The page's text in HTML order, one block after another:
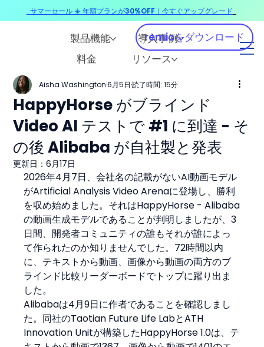
製品機能
導入事例
料金
リソース
remioをダウンロード
HappyHorse がブラインド
Video AI テストで #1 に到達 - そ
の後 Alibaba が自社製と発表
Aisha Washington 6月5日 読了時間: 15分
更新日：6月17日
2026年4月7日、会社名の記載がないAI動画モデル
がArtificial Analysis Video Arenaに登場し、勝利
を収め始めました。それはHappyHorse - Alibaba
の動画生成モデルであることが判明しましたが、3
日間、開発者コミュニティの誰もそれが誰によっ
て作られたのか知りませんでした。72時間以内
に、テキストから動画、画像から動画の両方のブ
ラインド比較リーダーボードでトップに躍り出ま
した。
Alibabaは4月9日に作者であることを確認しまし
た。同社のTaotian Future Life LabとATH
Innovation Unitが構築したHappyHorse 1.0は、テ
サマーセール ☀️ 年額プランが30%OFF｜今すぐアップグレード